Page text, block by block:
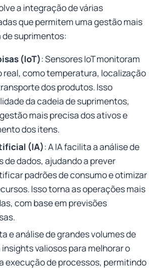
a integração de várias
que permitem uma gestão mais
suprimentos:
(IoT): Sensores IoT monitoram
real, como temperatura, localização
dos produtos. Isso
da cadeia de suprimentos,
mais precisa dos ativos e
dos itens.
(IA): A IA facilita a análise de
de dados, ajudando a prever
padrões de consumo e otimizar
Isso torna as operações mais
com base em previsões
e análise de grandes volumes de
valiosos para melhorar o
execução de processos, permitindo